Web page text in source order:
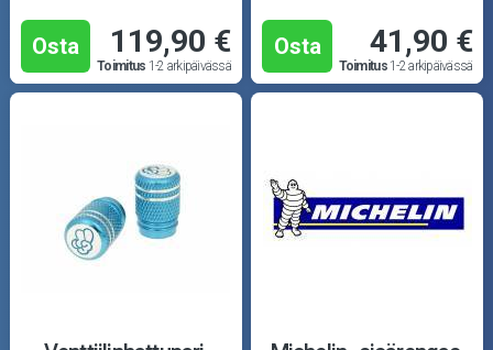
Osta 119,90 €
Toimitus 1-2 arkipäivässä
Osta 41,90 €
Toimitus1-2 arkipäivässä